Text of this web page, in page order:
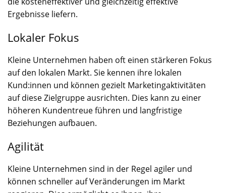
Ergebnisse liefern.
Lokaler Fokus
Kleine Unternehmen haben oft einen stärkeren Fokus
auf den lokalen Markt. Sie kennen ihre lokalen
Kund:innen und können gezielt Marketingaktivitäten
auf diese Zielgruppe ausrichten. Dies kann zu einer
höheren Kundentreue führen und langfristige
Beziehungen aufbauen.
Agilität
Kleine Unternehmen sind in der Regel agiler und
können schneller auf Veränderungen im Markt